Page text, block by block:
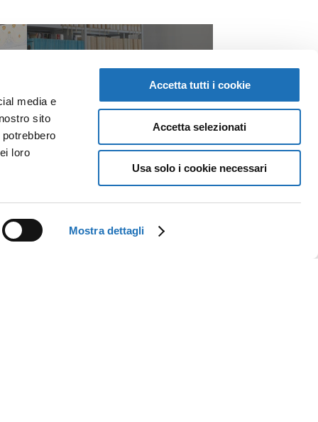
media e
sito
loro
Mostra dettagli
Accetta tutti i cookie
Accetta selezionati
Usa solo i cookie necessari